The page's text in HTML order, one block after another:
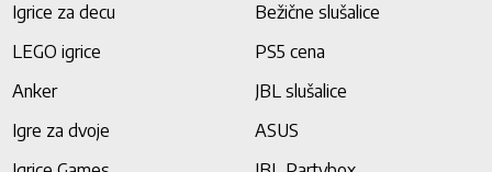
Igrice za decu
Bežične slušalice
LEGO igrice
PS5 cena
Anker
JBL slušalice
Igre za dvoje
ASUS